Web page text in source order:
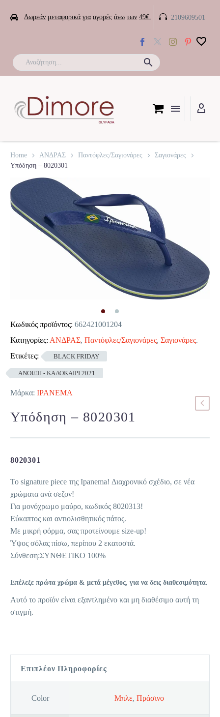
 Δωρεάν μεταφορικά για αγορές άνω των 49€. 
 2109609501
Home ΑΝΔΡΑΣ Παντόφλες/Σαγιονάρες
Σαγιονάρες
Υπόδηση – 8020301
Κωδικός προϊόντος: 662421001204
Κατηγορίες: ΑΝΔΡΑΣ, Παντόφλες/Σαγιονάρες, Σαγιονάρες.
Ετικέτες:
BLACK FRIDAY
ΑΝΟΙΞΗ - ΚΑΛΟΚΑΙΡΙ 2021
Μάρκα: IPANEMA
Υπόδηση – 8020301
8020301
Το signature piece της Ipanema! Διαχρονικό σχέδιο, σε νέα
χρώματα ανά σεζον!
Για μονόχρωμο μαύρο, κωδικός 8020313!
Εύκαπτος και αντιολισθητικός πάτος.
Με μικρή φόρμα, σας προτείνουμε size-up!
Ύψος σόλας πίσω, περίπου 2 εκατοστά.
Σύνθεση:ΣΥΝΘΕΤΙΚΟ 100%
Επέλεξε πρώτα χρώμα & μετά μέγεθος, για να δεις διαθεσιμότητα.
Αυτό το προϊόν είναι εξαντλημένο και μη διαθέσιμο αυτή τη
στιγμή.
Επιπλέον Πληροφορίες
Color Μπλε, Πράσινο